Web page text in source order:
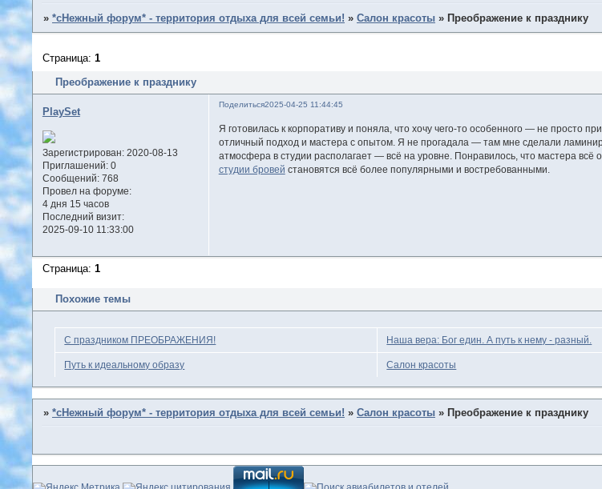
» *сНежный форум* - территория отдыха для всей семьи! » Салон красоты » Преображение к празднику
Преображение к празднику
Страница: 1
Поделиться2025-04-25 11:44:45
PlaySet
Зарегистрирован: 2020-08-13
Приглашений:0
Сообщений:768
Провел на форуме:
4 дня 15 часов
Последний визит:
2025-09-10 11:33:00
Я готовилась к корпоративу и поняла, что хочу чего-то особенного — не просто
отличный подход и мастера с опытом. Я не прогадала — там мне сделали
атмосфера в студии располагает — всё на уровне. Понравилось, что мастера
студии бровей становятся всё более популярными и востребованными.
Страница: 1
Похожие темы
С праздником ПРЕОБРАЖЕНИЯ! Наша вера: Бог един. А путь к нему - разный.
Путь к идеальному образу Салон красоты
» *сНежный форум* - территория отдыха для всей семьи! » Салон красоты » Преображение к празднику